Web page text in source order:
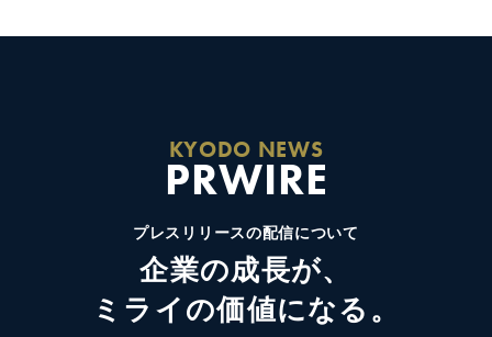
KYODO NEWS
PRWIRE
プレスリリースの配信について
企業の成長が、
ミライの価値になる。